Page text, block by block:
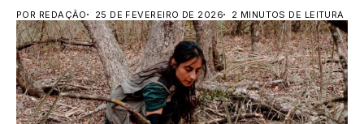
POR REDAÇÃO 25 DE FEVEREIRO DE 2026 2 MINUTOS DE LEITURA